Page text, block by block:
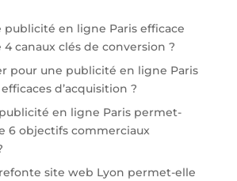
en ligne Paris efficace
canaux clés de conversion ?
pour une publicité en ligne Paris
d’acquisition ?
en ligne Paris permet-
6 objectifs commerciaux
site web Lyon permet-elle